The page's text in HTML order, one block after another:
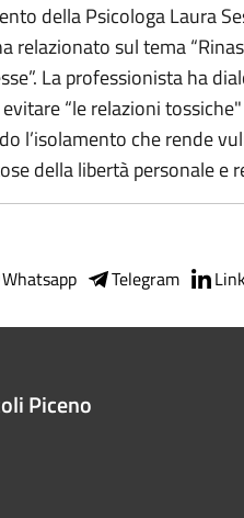
della Psicologa Laura
relazionato sul tema
La professionista ha
“le relazioni
l’isolamento che rende
della libertà personale e
Whatsapp Telegram
Piceno